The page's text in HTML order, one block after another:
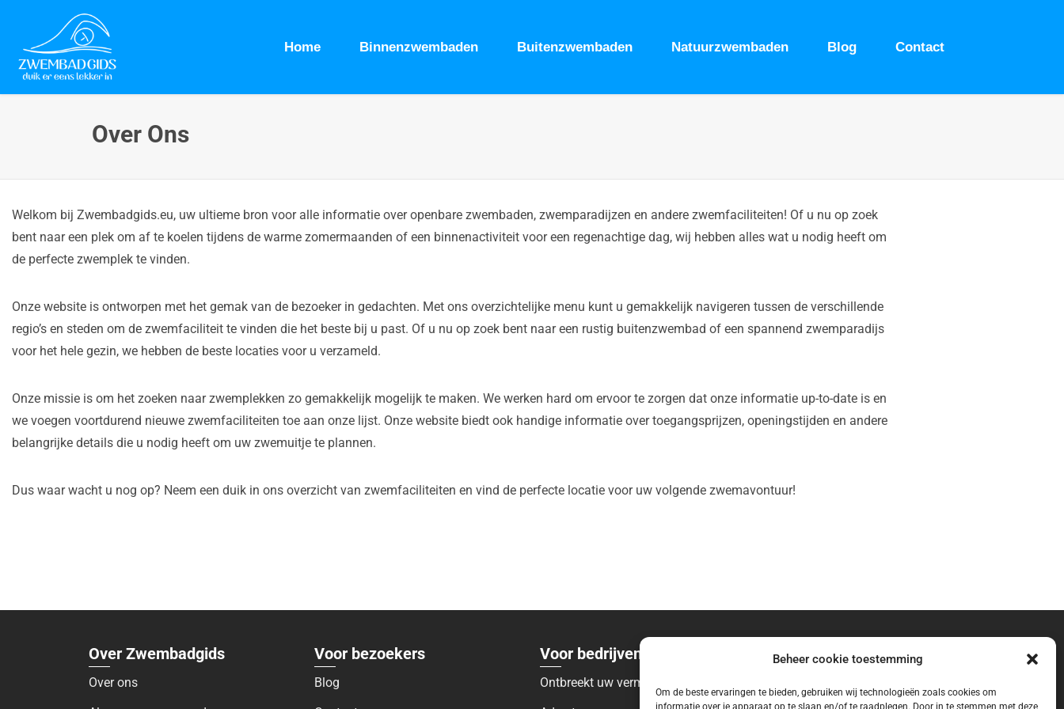
Beheer cookie toestemming
Om de beste ervaringen te bieden, gebruiken wij technologieën zoals cookies om
informatie over je apparaat op te slaan en/of te raadplegen. Door in te stemmen met deze
Home Binnenzwembaden Buitenzwembaden Natuurzwembaden Blog Contact
Over Ons
Welkom bij Zwembadgids.eu, uw ultieme bron voor alle informatie over openbare zwembaden, zwemparadijzen en andere zwemfaciliteiten! Of u nu op zoek
bent naar een plek om af te koelen tijdens de warme zomermaanden of een binnenactiviteit voor een regenachtige dag, wij hebben alles wat u nodig heeft om
de perfecte zwemplek te vinden.
Onze website is ontworpen met het gemak van de bezoeker in gedachten. Met ons overzichtelijke menu kunt u gemakkelijk navigeren tussen de verschillende
regio’s en steden om de zwemfaciliteit te vinden die het beste bij u past. Of u nu op zoek bent naar een rustig buitenzwembad of een spannend zwemparadijs
voor het hele gezin, we hebben de beste locaties voor u verzameld.
Onze missie is om het zoeken naar zwemplekken zo gemakkelijk mogelijk te maken. We werken hard om ervoor te zorgen dat onze informatie up-to-date is en
we voegen voortdurend nieuwe zwemfaciliteiten toe aan onze lijst. Onze website biedt ook handige informatie over toegangsprijzen, openingstijden en andere
belangrijke details die u nodig heeft om uw zwemuitje te plannen.
Dus waar wacht u nog op? Neem een duik in ons overzicht van zwemfaciliteiten en vind de perfecte locatie voor uw volgende zwemavontuur!
Over Zwembadgids
Over ons
Voor bezoekers
Blog
Voor bedrijven
Ontbreekt uw vermelding?